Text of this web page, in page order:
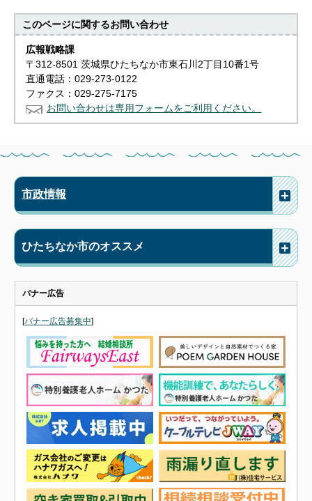
このページに関するお問い合わせ
広報戦略課
〒312-8501 茨城県ひたちなか市東石川2丁目10番1号
直通電話：029-273-0122
ファクス：029-275-7175
お問い合わせは専用フォームをご利用ください。
市政情報
ひたちなか市のオススメ
バナー広告
[バナー広告募集中]